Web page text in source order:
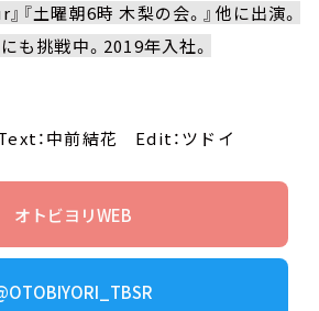
『土曜朝6時 木梨の会。』他に出演。
挑戦中。2019年入社。
：中前結花 Edit：ツドイ
オトビヨリWEB